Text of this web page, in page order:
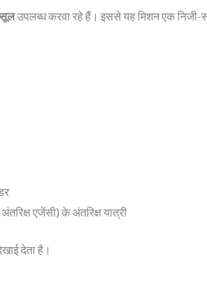
उपलब्ध करवा रहे हैं। इससे यह मिशन एक निजी-
एजेंसी) के अंतरिक्ष यात्री
देता है।